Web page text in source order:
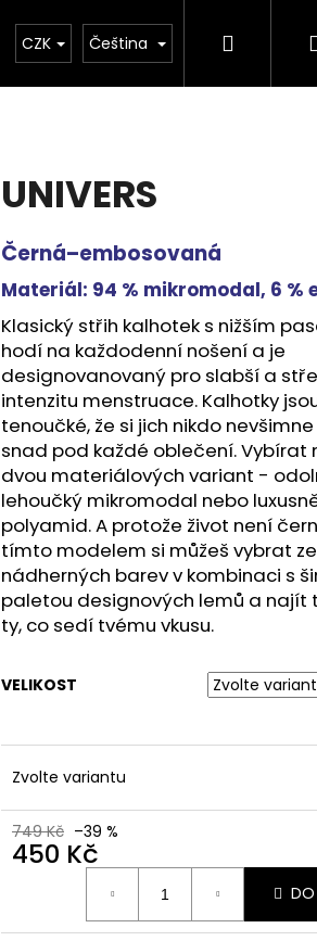
Obuv Kolekce léto 2026
CZK Čeština Hledat
UNIVERS
Černá–⁠embosovaná
Materiál: 94 % mikromodal, 6 %
Klasický střih kalhotek s nižším
hodí na každodenní nošení a je
designovanovaný pro slabší a
intenzitu menstruace. Kalhotky
tenoučké, že si jich nikdo
snad pod každé oblečení. Vybírat
dvou materiálových variant -
lehoučký mikromodal nebo
polyamid. A protože život není
tímto modelem si můžeš vybrat
nádherných barev v kombinaci s
paletou designových lemů a najít
ty, co sedí tvému vkusu.
VELIKOST
Zvolte variantu
749 Kč –39 %
450 Kč
DO